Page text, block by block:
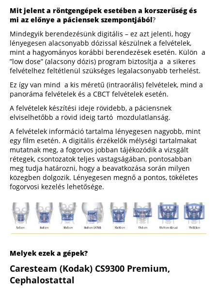
Mit jelent a röntgengépek esetében a korszerűség és
mi az előnye a páciensek szempontjából?
Mindegyik berendezésünk digitális – ez azt jelenti, hogy
lényegesen alacsonyabb dózissal készülnek a felvételek,
mint a hagyományos korábbi berendezések esetén. Külön a
”low dose” (alacsony dózis) program biztosítja a a sikeres
felvételhez feltétlenül szükséges legalacsonyabb terhelést.
Ez így van mind a kis méretű (intraorális) felvételek, mind a
panoráma felvételek és a CBCT felvételek esetén.
A felvételek készítési ideje rövidebb, a páciensnek
elviselhetőbb a rövid ideig tartó mozdulatlanság.
A felvételek információ tartalma lényegesen nagyobb, mint
egy film esetén. A digitális érzékelők mélységi tartalmakat
mutatnak meg, a fogorvos jobban tájékozódik a vizsgált
rétegek, csontozatok teljes vastagságában, pontosabban
meg tudja határozni, hogy a beavatkozása során milyen
közegben dolgozik. Lényegesen megnő a pontos, tökéletes
fogorvosi kezelés lehetősége.
Melyek ezek a gépek?
Caresteam (Kodak) CS9300 Premium,
Cephalostattal